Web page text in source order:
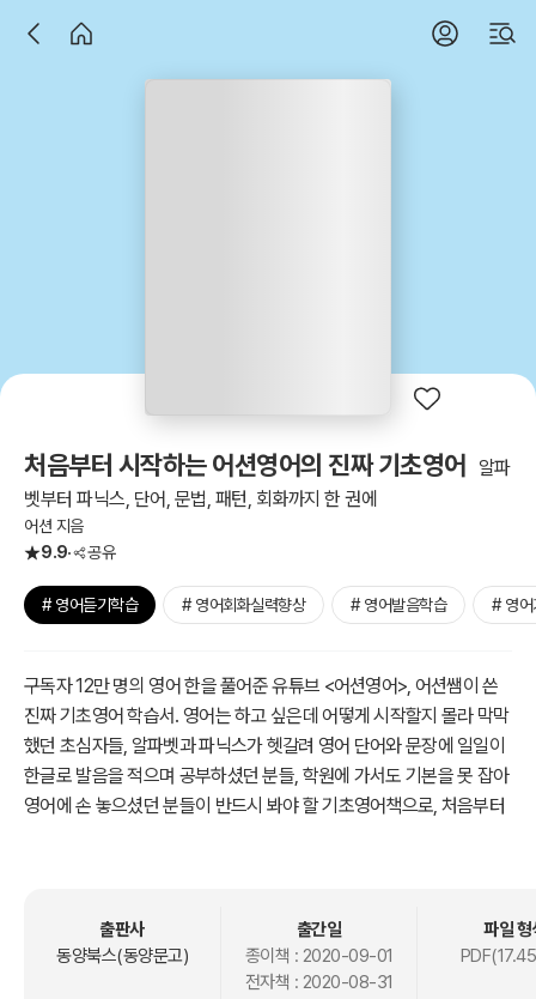
처음부터 시작하는 어션영어의 진짜 기초영어
알파
벳부터 파닉스, 단어, 문법, 패턴, 회화까지 한 권에
어션 지음
9.9
공유
# 영어듣기학습 # 영어회화실력향상 # 영어발음학습 # 영어
구독자 12만 명의 영어 한을 풀어준 유튜브 <어션영어>, 어션쌤이 쓴
진짜 기초영어 학습서. 영어는 하고 싶은데 어떻게 시작할지 몰라 막막
했던 초심자들, 알파벳과 파닉스가 헷갈려 영어 단어와 문장에 일일이
한글로 발음을 적으며 공부하셨던 분들, 학원에 가서도 기본을 못 잡아
영어에 손 놓으셨던 분들이 반드시 봐야 할 기초영어책으로, 처음부터
혼자 책으로 공부하다 보면 한계를 느낄 수도 있어, <어션영어> 유튜
브에서는 강의를 무료로 제공하고 있다. 매일 4페이지의 부담 없는 학
출판사
동양북스(동양문고)
출간일
종이책 : 2020-09-01
전자책 : 2020-08-31
파일 형